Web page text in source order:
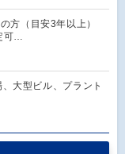
方（目安3年以上）
可…
大型ビル、プラント